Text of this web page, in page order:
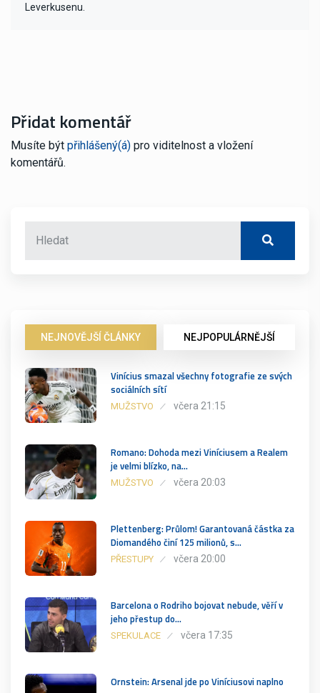
Leverkusenu.
Přidat komentář
Musíte být přihlášený(á) pro viditelnost a vložení
komentářů.
NEJNOVĚJŠÍ ČLÁNKY NEJPOPULÁRNĚJŠÍ
Vinícius smazal všechny fotografie ze svých
sociálních sítí
MUŽSTVO včera 21:15
Romano: Dohoda mezi Viníciusem a Realem
je velmi blízko, na…
MUŽSTVO včera 20:03
Plettenberg: Průlom! Garantovaná částka za
Diomandého činí 125 milionů, s…
PŘESTUPY včera 20:00
Barcelona o Rodriho bojovat nebude, věří v
jeho přestup do…
SPEKULACE včera 17:35
Ornstein: Arsenal jde po Viníciusovi naplno